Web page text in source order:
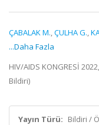
ÇABALAK M.,ÇULHA G.,
...Daha Fazla
HIV/AIDS KONGRESİ
Bildiri)
Yayın Türü: Bildiri /